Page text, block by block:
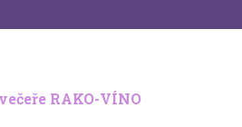
RAKO-VÍNO